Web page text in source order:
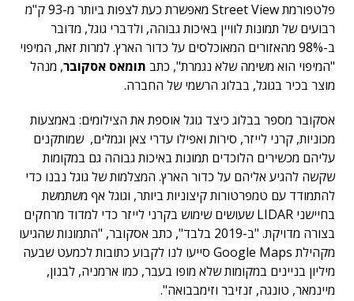
פלטפורמת Street View מאפשרת כעת לצפות ביותר מ-93 ק"מ
רבועים של תמונות לוויין באיכות גבוהה, ולדברי גוגל, מדובר
ב-98% מהאזורים המאוכלסים על כדור הארץ. למרות זאת, המיפוי
"המיפוי הוא משימה שלא נגמרת", כתב תומאס אסקובר, מנהל
מוצר בכיר בגוגל, בבלוג הרשמי של החברה.
אסקובר מספר בבלוג כיצד גוגל אוספת את הצילומים: באמצעות
מכוניות, קרני לייזר, סירות ואפילו עדרי צאן וגמלים, שמותקנים
עליהם מכשירים הלוכדים תמונות באיכות גבוהה גם במקומות
שקשה להגיע אליהם על כדור הארץ. המצלמות של גוגל נבנו כדי
להתמודד עם טמפרטורות קיצוניות ביותר, וגוגל אף משתמשת
בחיישני LIDAR שעושים שימוש בקרני לייזר כדי למדוד מרחקים
בצורה מדויקת. "ב-2019 בלבד", כתב אסקובר, "התמונות שהגיעו
מקהילת Google Maps סייעו לנו לקבוע כתובות לכמעט שבעה
מיליון בניינים במקומות שלא מופו בעבר, כמו ארמניה, לבנון,
מיינמאר, טונגה, זנזיבר וזימבבואה".